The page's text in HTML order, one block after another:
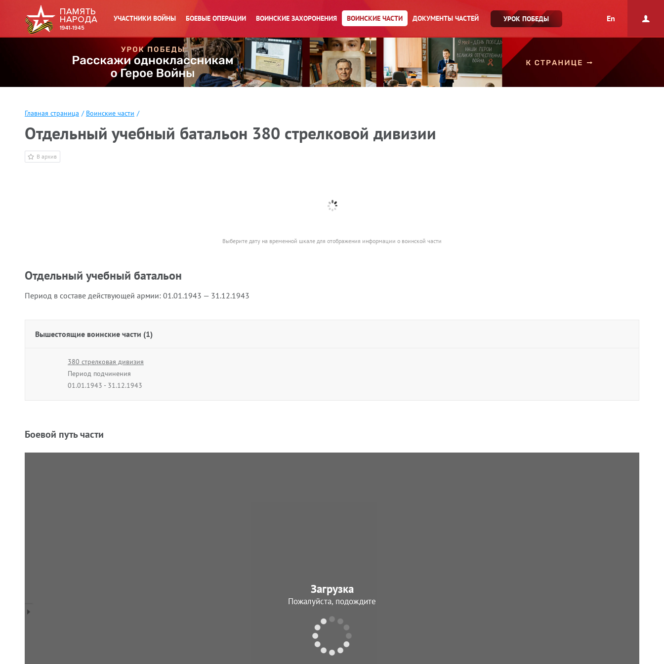
УЧАСТНИКИ ВОЙНЫ БОЕВЫЕ ОПЕРАЦИИ ВОИНСКИЕ ЗАХОРОНЕНИЯ ВОИНСКИЕ ЧАСТИ ДОКУМЕНТЫ ЧАСТЕЙ УРОК ПОБЕДЫ En
Главная страница / Воинские части /
Отдельный учебный батальон 380 стрелковой дивизии
В архив
Выберите дату на временной шкале для отображения информации о воинской части
Отдельный учебный батальон
Период в составе действующей армии: 01.01.1943 — 31.12.1943
Вышестоящие воинские части (1)
380 стрелковая дивизия
Период подчинения
01.01.1943 - 31.12.1943
Боевой путь части
Загрузка
Пожалуйста, подождите